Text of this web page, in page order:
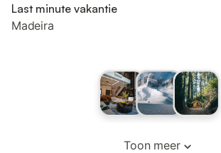
Last minute vakantie
Madeira
Toon meer